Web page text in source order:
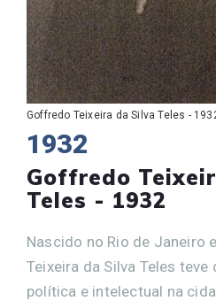
Goffredo Teixeira da Silva Teles -
1932
Goffredo
Teles - 1932
Nascido no Rio de Janeiro
Teixeira da Silva Teles
política e intelectual na